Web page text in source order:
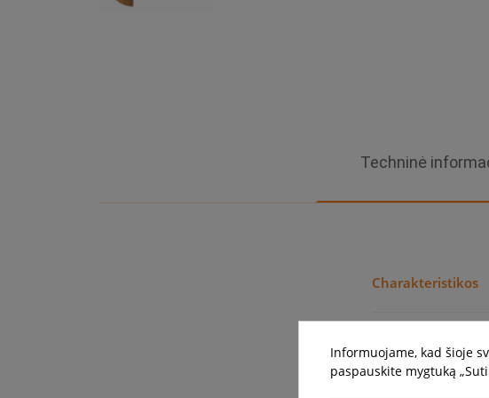
Techninė
Charakteristikos
Informuojame, kad šioje
paspauskite mygtuką